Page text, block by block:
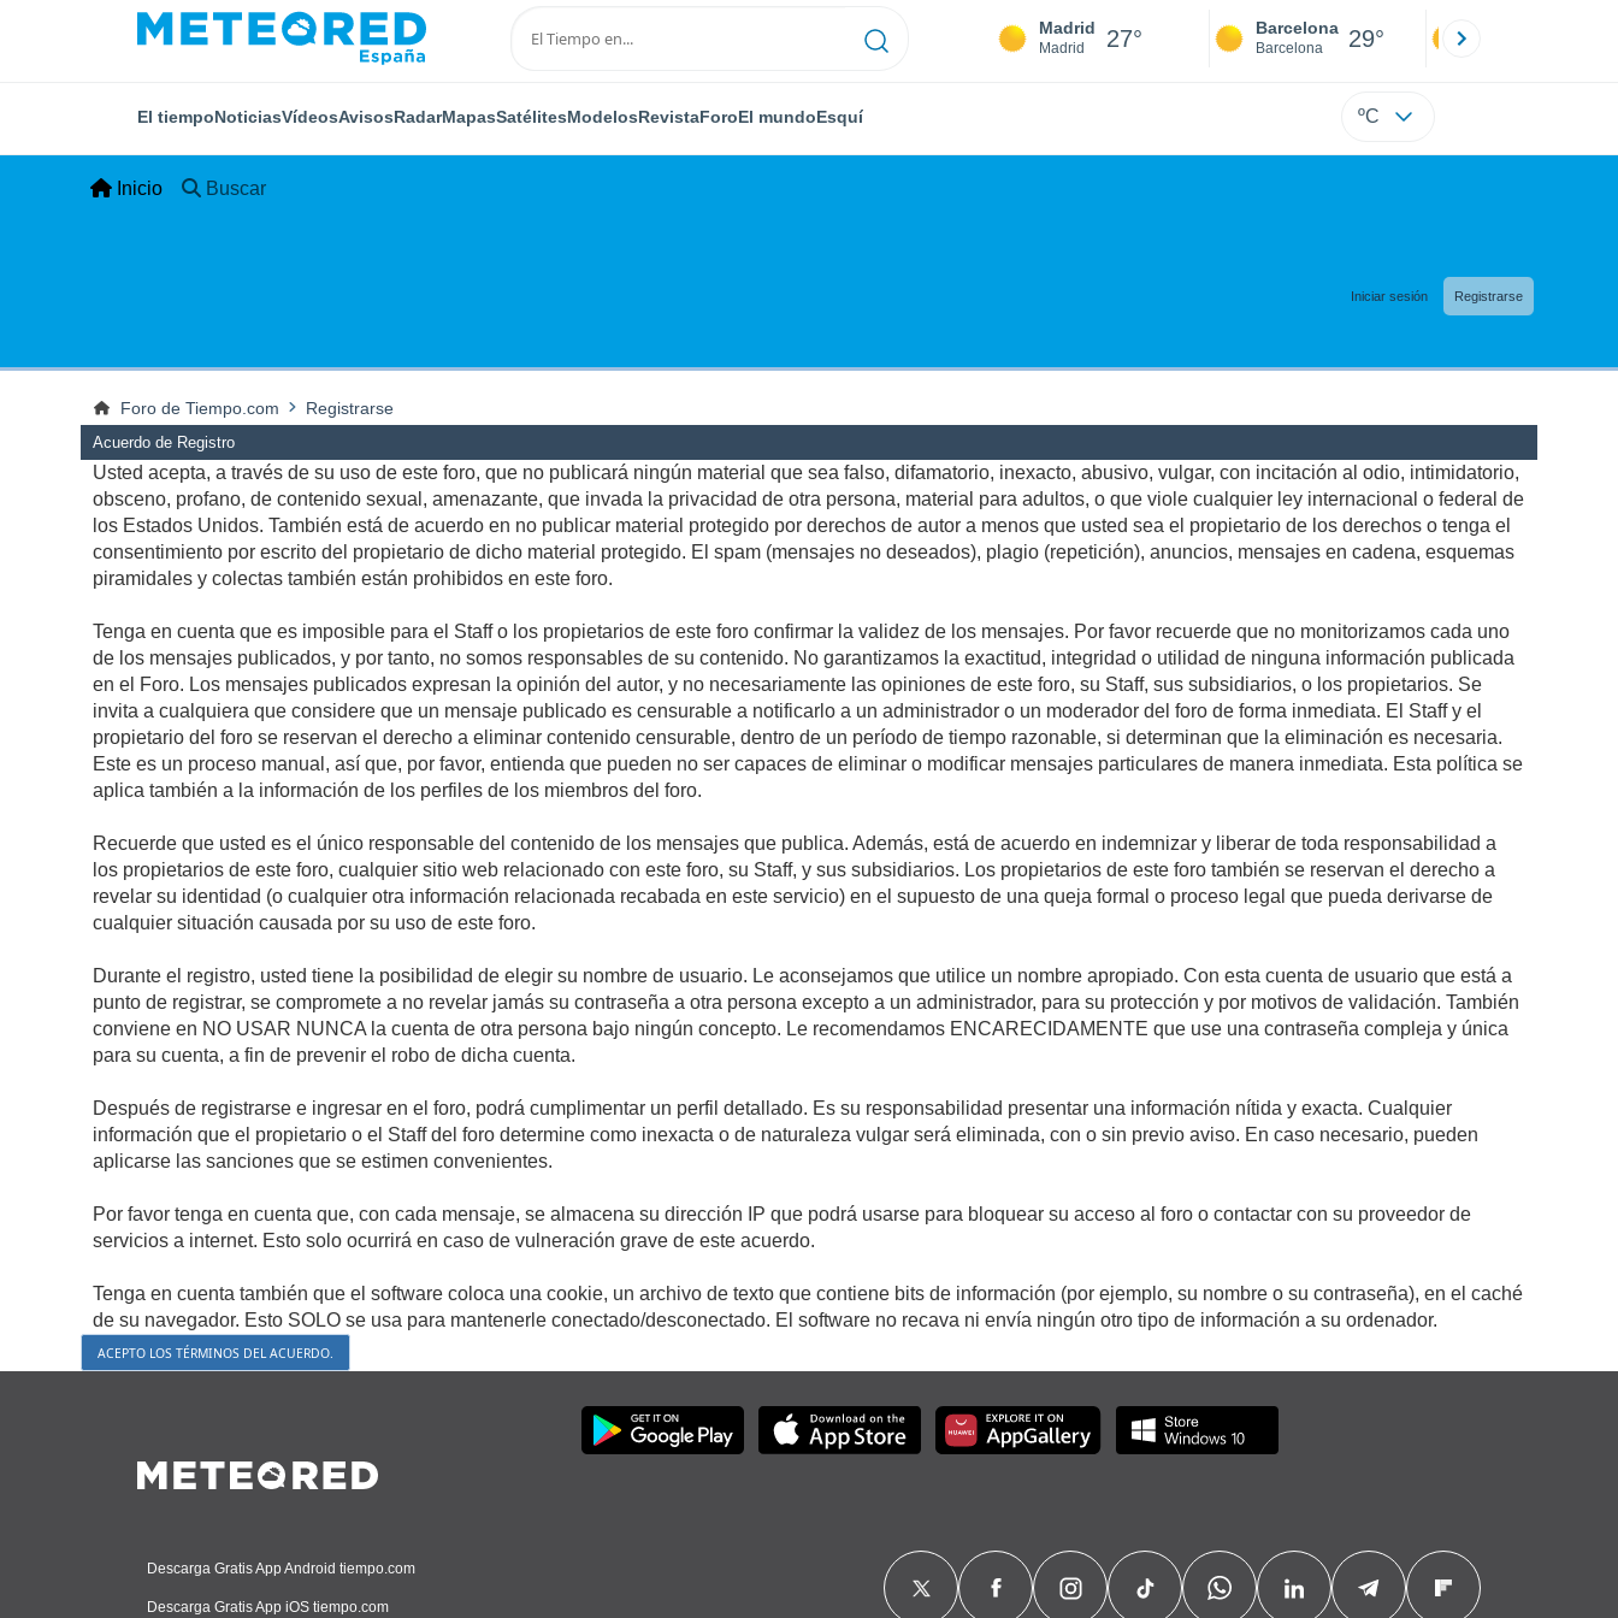
Madrid
Madrid 27° Barcelona
Barcelona 29°
El tiempoNoticiasVídeosAvisosRadarMapasSatélitesModelosRevistaForoEl mundoEsquí ºC
Inicio Buscar
Iniciar sesión Registrarse
Foro de Tiempo.com Registrarse
Acuerdo de Registro
Usted acepta, a través de su uso de este foro, que no publicará ningún material que sea falso, difamatorio, inexacto, abusivo, vulgar, con incitación al odio, intimidatorio,
obsceno, profano, de contenido sexual, amenazante, que invada la privacidad de otra persona, material para adultos, o que viole cualquier ley internacional o federal de
los Estados Unidos. También está de acuerdo en no publicar material protegido por derechos de autor a menos que usted sea el propietario de los derechos o tenga el
consentimiento por escrito del propietario de dicho material protegido. El spam (mensajes no deseados), plagio (repetición), anuncios, mensajes en cadena, esquemas
piramidales y colectas también están prohibidos en este foro.
Tenga en cuenta que es imposible para el Staff o los propietarios de este foro confirmar la validez de los mensajes. Por favor recuerde que no monitorizamos cada uno
de los mensajes publicados, y por tanto, no somos responsables de su contenido. No garantizamos la exactitud, integridad o utilidad de ninguna información publicada
en el Foro. Los mensajes publicados expresan la opinión del autor, y no necesariamente las opiniones de este foro, su Staff, sus subsidiarios, o los propietarios. Se
invita a cualquiera que considere que un mensaje publicado es censurable a notificarlo a un administrador o un moderador del foro de forma inmediata. El Staff y el
propietario del foro se reservan el derecho a eliminar contenido censurable, dentro de un período de tiempo razonable, si determinan que la eliminación es necesaria.
Este es un proceso manual, así que, por favor, entienda que pueden no ser capaces de eliminar o modificar mensajes particulares de manera inmediata. Esta política se
aplica también a la información de los perfiles de los miembros del foro.
Recuerde que usted es el único responsable del contenido de los mensajes que publica. Además, está de acuerdo en indemnizar y liberar de toda responsabilidad a
los propietarios de este foro, cualquier sitio web relacionado con este foro, su Staff, y sus subsidiarios. Los propietarios de este foro también se reservan el derecho a
revelar su identidad (o cualquier otra información relacionada recabada en este servicio) en el supuesto de una queja formal o proceso legal que pueda derivarse de
cualquier situación causada por su uso de este foro.
Durante el registro, usted tiene la posibilidad de elegir su nombre de usuario. Le aconsejamos que utilice un nombre apropiado. Con esta cuenta de usuario que está a
punto de registrar, se compromete a no revelar jamás su contraseña a otra persona excepto a un administrador, para su protección y por motivos de validación. También
conviene en NO USAR NUNCA la cuenta de otra persona bajo ningún concepto. Le recomendamos ENCARECIDAMENTE que use una contraseña compleja y única
para su cuenta, a fin de prevenir el robo de dicha cuenta.
Después de registrarse e ingresar en el foro, podrá cumplimentar un perfil detallado. Es su responsabilidad presentar una información nítida y exacta. Cualquier
información que el propietario o el Staff del foro determine como inexacta o de naturaleza vulgar será eliminada, con o sin previo aviso. En caso necesario, pueden
aplicarse las sanciones que se estimen convenientes.
Por favor tenga en cuenta que, con cada mensaje, se almacena su dirección IP que podrá usarse para bloquear su acceso al foro o contactar con su proveedor de
servicios a internet. Esto solo ocurrirá en caso de vulneración grave de este acuerdo.
Tenga en cuenta también que el software coloca una cookie, un archivo de texto que contiene bits de información (por ejemplo, su nombre o su contraseña), en el caché
de su navegador. Esto SOLO se usa para mantenerle conectado/desconectado. El software no recava ni envía ningún otro tipo de información a su ordenador.
Descarga Gratis App Android tiempo.com
Descarga Gratis App iOS tiempo.com